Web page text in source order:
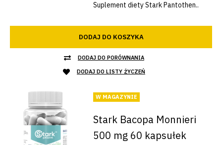
Suplement diety Stark Pantothen..
DODAJ DO KOSZYKA
DODAJ DO PORÓWNANIA
DODAJ DO LISTY ŻYCZEŃ
W MAGAZYNIE
Stark Bacopa Monnieri
500 mg 60 kapsułek